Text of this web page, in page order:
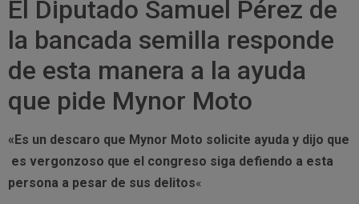
El Diputado Samuel Pérez de
la bancada semilla responde
de esta manera a la ayuda
que pide Mynor Moto
«Es un descaro que Mynor Moto solicite ayuda y dijo que
es vergonzoso que el congreso siga defiendo a esta
persona a pesar de sus delitos«